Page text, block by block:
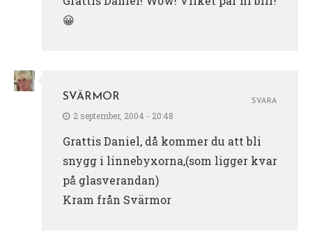
😀
SVÄRMOR
2 september, 2004 - 20:48
Grattis Daniel, då kommer du att bli
snygg i linnebyxorna,(som ligger kvar
på glasverandan)
Kram från Svärmor
SVARA